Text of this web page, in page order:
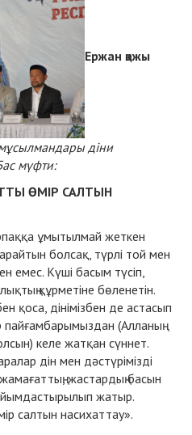
Ержан қажы
діни
мүфти:
ӨМІР САЛТЫН
ұмытылмай жеткен
болсақ, түрлі той мен
емес. Күші басым түсіп,
құрметіне бөленетін.
қоса, дінімізбен де астасып
(Алланың
келе жатқан сүннет.
дін мен дәстүрімізді
жастардың басын
жатыр.
салтын насихаттау».